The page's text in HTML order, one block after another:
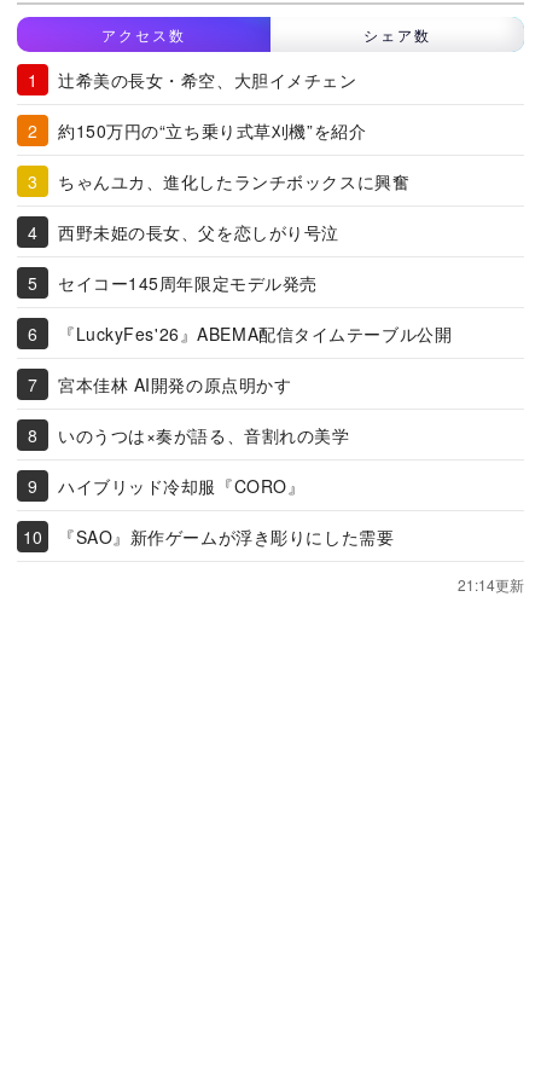
アクセス数 シェア数
辻希美の長女・希空、大胆イメチェン
約150万円の“立ち乗り式草刈機”を紹介
ちゃんユカ、進化したランチボックスに興奮
西野未姫の長女、父を恋しがり号泣
セイコー145周年限定モデル発売
『LuckyFes'26』ABEMA配信タイムテーブル公開
宮本佳林 AI開発の原点明かす
いのうつは×奏が語る、音割れの美学
ハイブリッド冷却服『CORO』
『SAO』新作ゲームが浮き彫りにした需要
21:14更新